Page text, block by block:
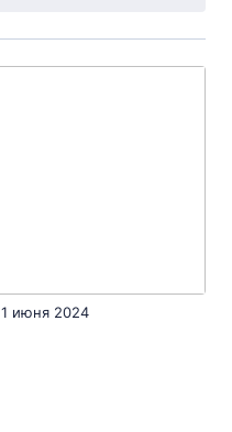
1 июня 2024